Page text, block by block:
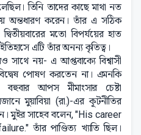
তিনি তাদের কাছে মাথা নত
অন্তধারণ করেন। তাঁর এ সঠিক
মতো বিপর্যয়ের হাত
এটি তাঁর অনন্য কৃতিত্ব।
সাথে নয়- এ আপ্তবাক্যে বিশ্বাসী
পোষণ করতেন না। এমনকি
বহুবার আপস মীমাংসার চেষ্টা
মুয়াবিয়া (রা.)-এর কূটনীতির
মুইর সাহেব বলেন, "His career
তাঁর পাণ্ডিত্য খ্যাতি ছিল।